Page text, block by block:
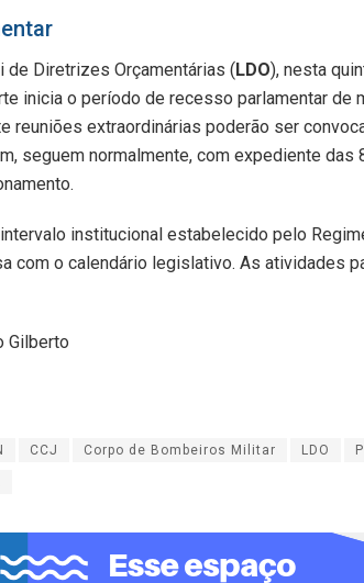
de Diretrizes Orçamentárias (LDO), nesta
inicia o período de recesso parlamentar de
reuniões extraordinárias poderão ser
seguem normalmente, com expediente das
institucional estabelecido pelo
com o calendário legislativo. As atividades
Gilberto
CCJ Corpo de Bombeiros Militar LDO